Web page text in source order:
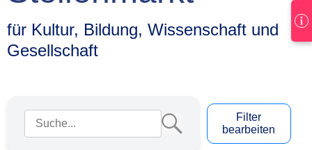
für Kultur, Bildung, Wissenschaft und
Gesellschaft
Suchbegriff eingeben
Filter
bearbeiten